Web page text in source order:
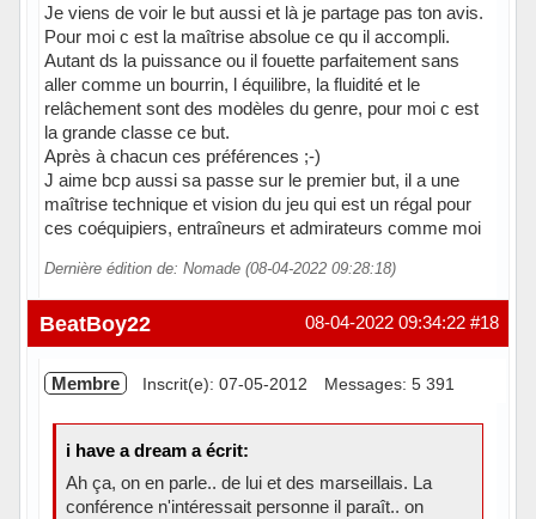
Je viens de voir le but aussi et là je partage pas ton avis.
Pour moi c est la maîtrise absolue ce qu il accompli.
Autant ds la puissance ou il fouette parfaitement sans
aller comme un bourrin, l équilibre, la fluidité et le
relâchement sont des modèles du genre, pour moi c est
la grande classe ce but.
Après à chacun ces préférences ;-)
J aime bcp aussi sa passe sur le premier but, il a une
maîtrise technique et vision du jeu qui est un régal pour
ces coéquipiers, entraîneurs et admirateurs comme moi
Dernière édition de: Nomade (08-04-2022 09:28:18)
Hors ligne #18
08-04-2022 09:34:22
BeatBoy22
Membre Inscrit(e): 07-05-2012 Messages: 5 391
i have a dream a écrit:
Ah ça, on en parle.. de lui et des marseillais. La
conférence n'intéressait personne il paraît.. on